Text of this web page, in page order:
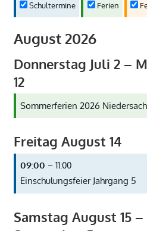
Schultermine Ferien
August 2026
Donnerstag Juli 2–
12
Sommerferien 2026
Freitag August 14
09:00 – 11:00
Einschulungsfeier Jahrgang 5
Samstag August 15–